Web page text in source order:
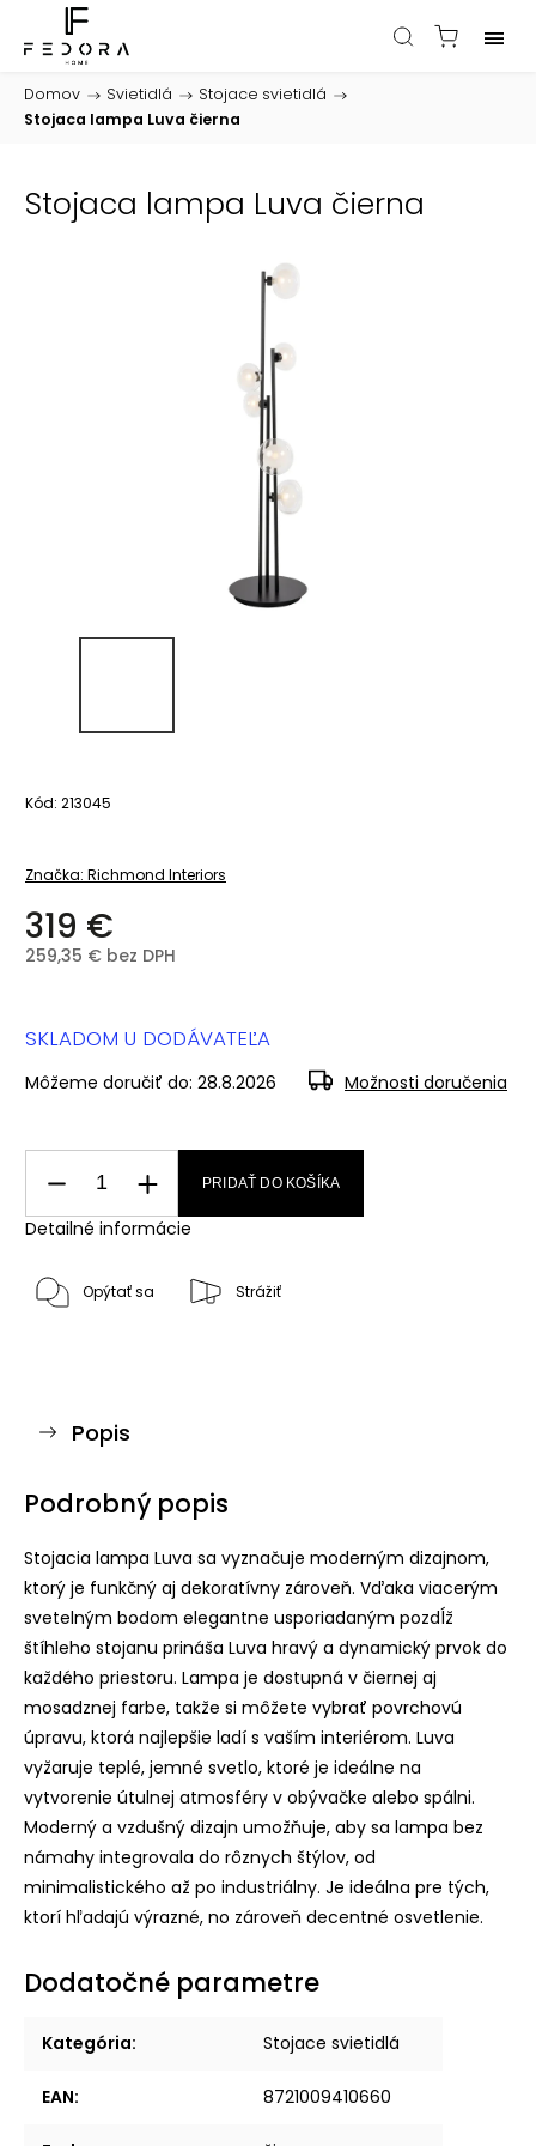
Domov / Svietidlá / Stojace svietidlá /
Stojaca lampa Luva čierna
Stojaca lampa Luva čierna
Kód: 213045
Značka: Richmond Interiors
319 €
259,35 € bez DPH
SKLADOM U DODÁVATEĽA
Môžeme doručiť do: 28.8.2026 Možnosti doručenia
PRIDAŤ DO KOŠÍKA
Detailné informácie
Opýtať sa Strážiť
Popis
Podrobný popis
Stojacia lampa Luva sa vyznačuje moderným dizajnom,
ktorý je funkčný aj dekoratívny zároveň. Vďaka viacerým
svetelným bodom elegantne usporiadaným pozdĺž
štíhleho stojanu prináša Luva hravý a dynamický prvok do
každého priestoru. Lampa je dostupná v čiernej aj
mosadznej farbe, takže si môžete vybrať povrchovú
úpravu, ktorá najlepšie ladí s vaším interiérom. Luva
vyžaruje teplé, jemné svetlo, ktoré je ideálne na
vytvorenie útulnej atmosféry v obývačke alebo spálni.
Moderný a vzdušný dizajn umožňuje, aby sa lampa bez
námahy integrovala do rôznych štýlov, od
minimalistického až po industriálny. Je ideálna pre tých,
ktorí hľadajú výrazné, no zároveň decentné osvetlenie.
Dodatočné parametre
Kategória: Stojace svietidlá
EAN: 8721009410660